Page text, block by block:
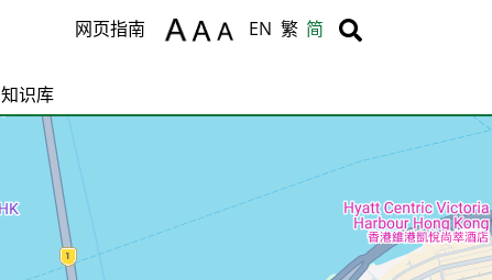
Body
网页指南 EN 繁 简 Body
知识库